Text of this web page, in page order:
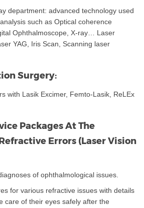
department: advanced technology used
such as Optical coherence
Ophthalmoscope, X-ray… Laser
YAG, Iris Scan, Scanning laser
Surgery:
with Lasik Excimer, Femto-Lasik, ReLEx
Packages At The
Errors (Laser Vision
of ophthalmological issues.
for various refractive issues with details
care of their eyes safely after the